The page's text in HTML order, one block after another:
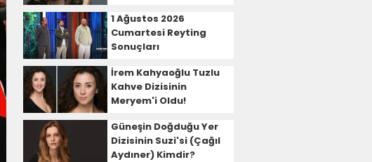
1 Ağustos 2026
Cumartesi Reyting
Sonuçları
İrem Kahyaoğlu Tuzlu
Kahve Dizisinin
Meryem'i Oldu!
Güneşin Doğduğu Yer
Dizisinin Suzi'si (Çağıl
Aydıner) Kimdir?